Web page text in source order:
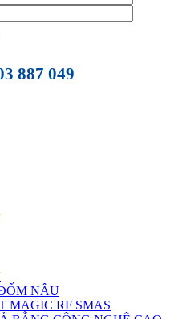
887 049
NÂU
MAGIC RF SMAS